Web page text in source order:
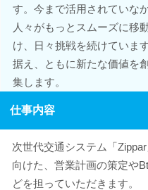
す。今まで活用されていな
人々がもっとスムーズに移
け、日々挑戦を続けていま
据え、ともに新たな価値を
集します。
仕事内容
次世代交通システム「
向けた、営業計画の策定や
どを担っていただきます。